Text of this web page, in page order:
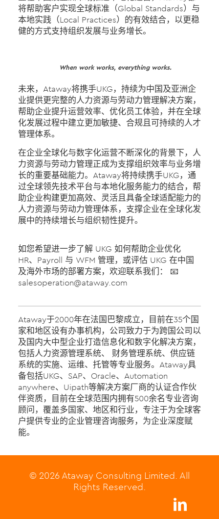
将帮助客户实现全球标准（Global Standards）与
本地实践（Local Practices）的有效结合，以更稳
健的方式支持组织发展与业务增长。
When work works, everything works.
未来，Ataway将携手UKG，持续为中国及亚洲企
业提供更完整的人力资源与劳动力管理解决方案，
帮助企业提升运营效率、优化员工体验，并在全球
化发展过程中建立更加敏捷、合规且可持续的人才
管理体系。
在企业全球化与数字化运营不断深化的背景下，人
力资源与劳动力管理正成为支撑组织效率与业务增
长的重要基础能力。Ataway将持续携手UKG，通
过全球领先技术平台与本地化服务能力的结合，帮
助企业构建更加高效、灵活且具备全球适配能力的
人力资源与劳动力管理体系，支撑企业在全球化发
展中的持续增长与组织韧性提升。
如您希望进一步了解 UKG 如何帮助企业优化
HR、Payroll 与 WFM 管理，或评估 UKG 在中国
及海外市场的部署方案，欢迎联系我们： 📧
salesoperation@ataway.com
Ataway于2000年在法国巴黎成立，目前在35个国
家和地区设有办事机构，公司致力于为跨国公司以
及国内大中型企业打造信息化和数字化解决方案，
包括人力资源管理系统、 财务管理系统、供应链
系统的实施、运维、托管等专业服务。Ataway具
备包括UKG、SAP、Oracle、Automation
anywhere、Uipath等解决方案厂商的认证合作伙
伴资质，目前在全球范围内拥有500余名专业咨询
顾问，覆盖多国家、地区和行业，专注于为全球客
户提供专业的企业管理咨询服务，为企业深度赋
能。
© 2026 Ataway Consulting Limited. All
Rights Reserved.